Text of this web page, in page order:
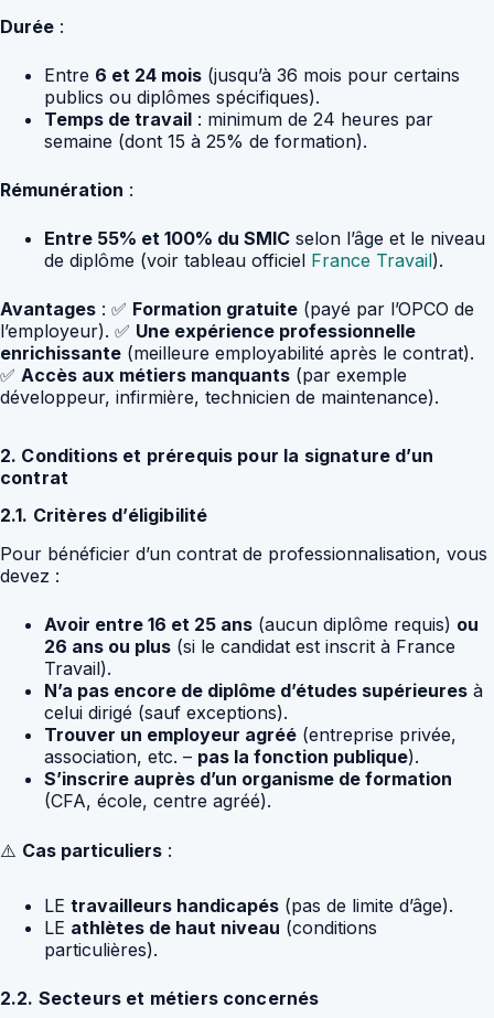
Durée :
Entre 6 et 24 mois (jusqu’à 36 mois pour certains
publics ou diplômes spécifiques).
Temps de travail : minimum de 24 heures par
semaine (dont 15 à 25% de formation).
Rémunération :
Entre 55% et 100% du SMIC selon l’âge et le niveau
de diplôme (voir tableau officiel France Travail).
Avantages : ✅ Formation gratuite (payé par l’OPCO de
l’employeur). ✅ Une expérience professionnelle
enrichissante (meilleure employabilité après le contrat).
✅ Accès aux métiers manquants (par exemple
développeur, infirmière, technicien de maintenance).
2. Conditions et prérequis pour la signature d’un
contrat
2.1. Critères d’éligibilité
Pour bénéficier d’un contrat de professionnalisation, vous
devez :
Avoir entre 16 et 25 ans (aucun diplôme requis) ou
26 ans ou plus (si le candidat est inscrit à France
Travail).
N’a pas encore de diplôme d’études supérieures à
celui dirigé (sauf exceptions).
Trouver un employeur agréé (entreprise privée,
association, etc. – pas la fonction publique).
S’inscrire auprès d’un organisme de formation
(CFA, école, centre agréé).
⚠️ Cas particuliers :
LE travailleurs handicapés (pas de limite d’âge).
LE athlètes de haut niveau (conditions
particulières).
2.2. Secteurs et métiers concernés